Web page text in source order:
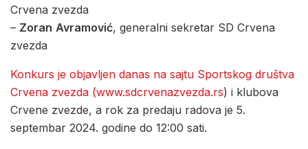
Crvena zvezda
– Zoran Avramović, generalni sekretar SD Crvena
zvezda
Konkurs je objavljen danas na sajtu Sportskog društva
Crvena zvezda (www.sdcrvenazvezda.rs) i klubova
Crvene zvezde, a rok za predaju radova je 5.
septembar 2024. godine do 12:00 sati.